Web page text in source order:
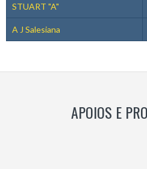
STUART "A"
A J Salesiana
APOIOS E